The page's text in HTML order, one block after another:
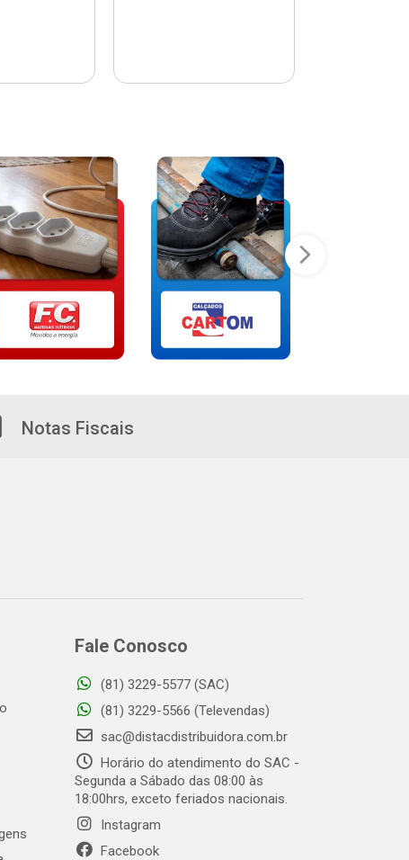
Notas Fiscais
Fale Conosco
(81) 3229-5577 (SAC)
(81) 3229-5566 (Televendas)
sac@distacdistribuidora.com.br
Horário do atendimento do SAC -
Segunda a Sábado das 08:00 às
18:00hrs, exceto feriados nacionais.
Instagram
Facebook